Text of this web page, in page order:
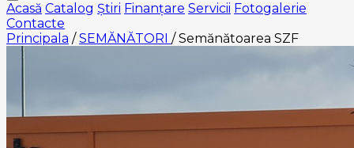
Acasă Catalog Știri Finanțare Servicii Fotogalerie
Contacte
Principala / SEMĂNĂTORI / Semănătoarea SZF